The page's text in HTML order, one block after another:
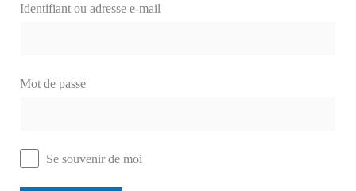
Identifiant ou adresse e-mail
Mot de passe
Se souvenir de moi